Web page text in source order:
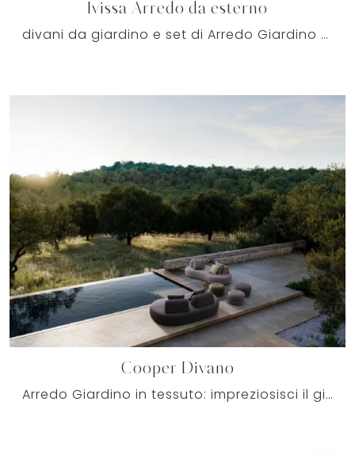
Ivissa Arredo da esterno
divani da giardino e set di Arredo Giardino dei migliori produttori: ottieni informazioni sul modello Ivissa Arredo da esterno di Bizzotto, clicca ...
Cooper Divano
Arredo Giardino in tessuto: impreziosisci il giardino con tante opzioni di divani da giardino dell'azienda Bizzotto.